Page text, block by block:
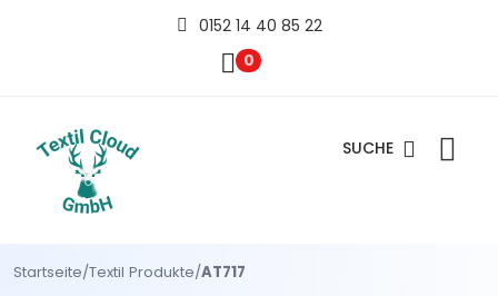
0152 14 40 85 22
0
SUCHE
Startseite/Textil Produkte/AT717